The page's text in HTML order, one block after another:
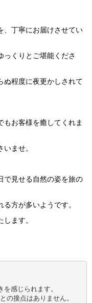
、丁寧にお届けさせてい
くりとご堪能くださ
ぬ程度に夜更かしされて
お客様を癒してくれま
ませ。
で見せる自然の姿を旅の
方が多いようです。
ます。
感じられます。
の接点はありません。